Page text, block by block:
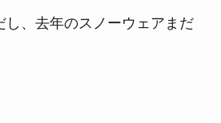
し、去年のスノーウェアまだ